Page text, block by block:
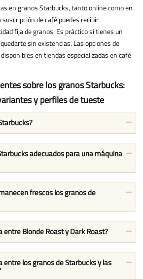
en granos Starbucks, tanto online como en
de café puedes recibir
fija de granos. Es práctico si tienes un
sin existencias. Las opciones de
en tiendas especializadas en café
sobre los granos Starbucks:
y perfiles de tueste
adecuados para una máquina
frescos los granos de
entre Blonde Roast y Dark Roast?
entre los granos de Starbucks y las